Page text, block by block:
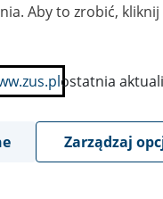
przechowywania
biuro@archivia.com.p
l, www.archivia.com
archiwistyczne i
Lutosławski, Michał
Aby to zrobić,
ostatnia
Zarządzaj